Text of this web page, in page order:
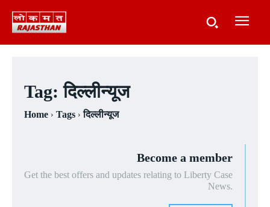
Tag:दिल्लीन्यूज
Home Tags दिल्लीन्यूज
Become a member
Get the best offers and updates relating to Liberty Case
News.